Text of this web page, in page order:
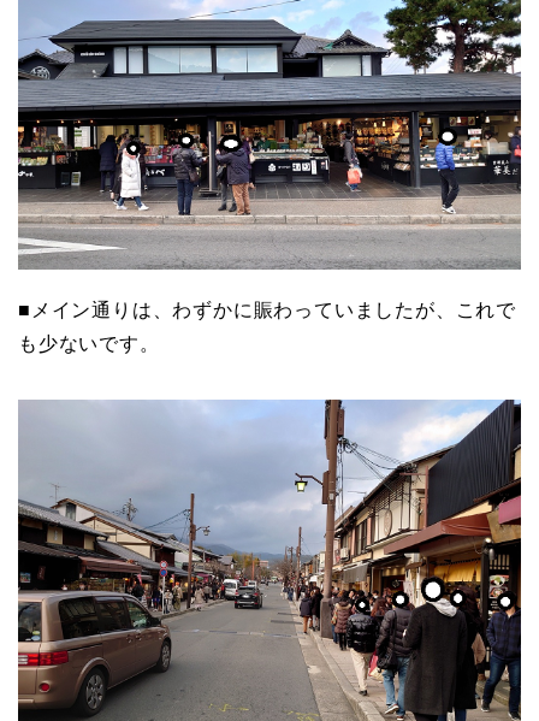
■メイン通りは、わずかに賑わっていましたが、これで
も少ないです。